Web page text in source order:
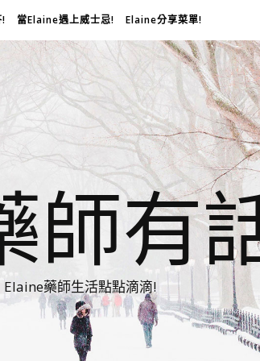
當Elaine遇上威士忌! Elaine分享菜單!
師有
Elaine藥師生活點點滴滴!